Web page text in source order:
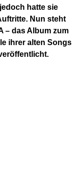
hatte sie
Nun steht
– das Album zum
ihrer alten Songs